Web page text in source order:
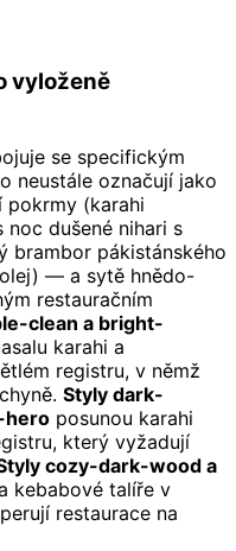
vyloženě
se specifickým
neustále označují jako
pokrmy (karahi
dušené nihari s
brambor pákistánského
— a sytě hnědo-
restauračním
clean a bright-
karahi a
registru, v němž
Styly dark-
hero posunou karahi
který vyžadují
cozy-dark-wood a
kebabové talíře v
restaurace na